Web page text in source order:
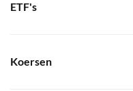
ETF's
Koersen